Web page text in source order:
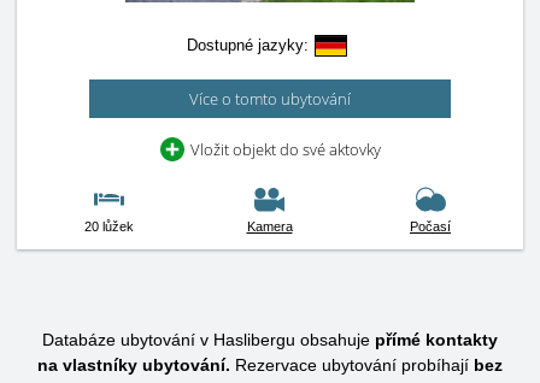
Dostupné jazyky:
Více o tomto ubytování
Vložit objekt do své aktovky
20 lůžek Kamera Počasí
Databáze ubytování v Haslibergu obsahuje přímé kontakty
na vlastníky ubytování. Rezervace ubytování probíhají bez